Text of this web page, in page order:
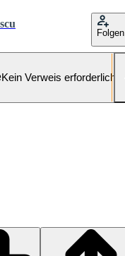
Folgen
Kein Verweis erforderlich